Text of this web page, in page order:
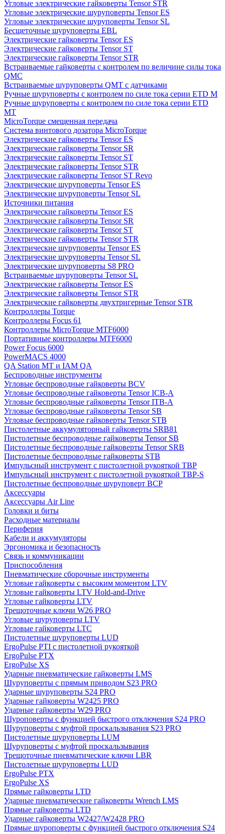
Угловые электрические гайковерты Tensor STR
Угловые электрические шуруповерты Tensor ES
Угловые электрические шуруповерты Tensor SL
Бесщеточные шуруповерты EBL
Электрические гайковерты Tensor ES
Электрические гайковерты Tensor ST
Электрические гайковерты Tensor STR
Встраиваемые гайковерты с контролем по величине силы тока
QMC
Встраиваемые шуруповерты QMT с датчиками
Ручные шуруповерты с контролем по силе тока серии ETD M
Ручные шуруповерты с контролем по силе тока серии ETD
MT
MicroTorque смещенная передача
Система винтового дозатора MicroTorque
Электрические гайковерты Tensor ES
Электрические гайковерты Tensor SR
Электрические гайковерты Tensor ST
Электрические гайковерты Tensor STR
Электрические гайковерты Tensor ST Revo
Электрические шуруповерты Tensor ES
Электрические шуруповерты Tensor SL
Источники питания
Электрические гайковерты Tensor ES
Электрические гайковерты Tensor SR
Электрические гайковерты Tensor ST
Электрические гайковерты Tensor STR
Электрические шуруповерты Tensor ES
Электрические шуруповерты Tensor SL
Электрические шуруповерты S8 PRO
Встраиваемые шуруповерты Tensor SL
Электрические гайковерты Tensor ES
Электрические гайковерты Tensor STR
Электрические гайковерты двухтригерные Tensor STR
Контроллеры Torque
Контроллеры Focus 61
Контроллеры MicroTorque MTF6000
Портативные контроллеры MTF6000
Power Focus 6000
PowerMACS 4000
QA Station MT и IAM QA
Беспроводные инструменты
Угловые беспроводные гайковерты BCV
Угловые беспроводные гайковерты Tensor ICB-A
Угловые беспроводные гайковерты Tensor ITB-A
Угловые беспроводные гайковерты Tensor SB
Угловые беспроводные гайковерты Tensor STB
Пистолетные аккумуляторный гайковерты SRB81
Пистолетные беспроводные гайковерты Tensor SB
Пистолетные беспроводные гайковерты Tensor SRB
Пистолетные беспроводные гайковерты STB
Импульсный инструмент с пистолетной рукояткой TBP
Импульсный инструмент с пистолетной рукояткой TBP-S
Пистолетные беспроводные шуруповерт BCP
Аксессуары
Аксессуары Air Line
Головки и биты
Расходные материалы
Периферия
Кабели и аккумуляторы
Эргономика и безопасность
Связь и коммуникации
Приспособления
Пневматические сборочные инструменты
Угловые гайковерты с высоким моментом LTV
Угловые гайковерты LTV Hold-and-Drive
Угловые гайковерты LTV
Трещоточные ключи W26 PRO
Угловые шуруповерты LTV
Угловые гайковерты LTC
Пистолетные шуруповерты LUD
ErgoPulse PTI с пистолетной рукояткой
ErgoPulse PTX
ErgoPulse XS
Ударные пневматические гайковерты LMS
Шуруповерты с прямым приводом S23 PRO
Ударные шуруповерты S24 PRO
Ударные гайковерты W2425 PRO
Ударные гайковерты W29 PRO
Шуроповерты с функцией быстрого отключения S24 PRO
Шуруповерты с муфтой проскальзывания S23 PRO
Пистолетные шуруповерты LUM
Шуруповерты с муфтой проскальзывания
Трещоточные пневматические ключи LBR
Пистолетные шуруповерты LUD
ErgoPulse PTX
ErgoPulse XS
Прямые гайковерты LTD
Ударные пневматические гайковерты Wrench LMS
Прямые гайковерты LTD
Ударные гайковерты W2427/W2428 PRO
Прямые шуроповерты с функцией быстрого отключения S24